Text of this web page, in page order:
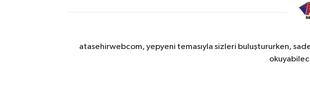
atasehirwebcom, yepyeni temasıyla sizleri buluştururken,